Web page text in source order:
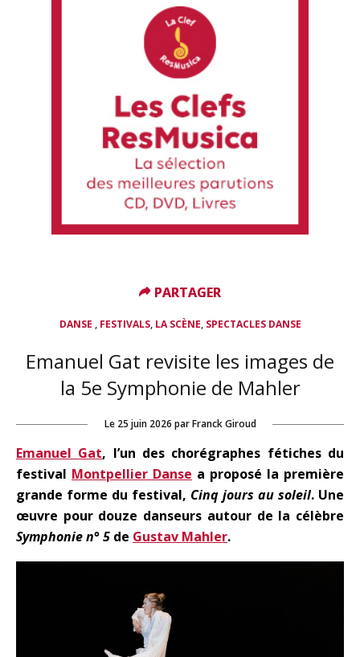
DANSE , FESTIVALS, LA SCÈNE, SPECTACLES DANSE
Emanuel Gat revisite les images de
la 5e Symphonie de Mahler
Le 25 juin 2026 par Franck Giroud
Emanuel Gat, l’un des chorégraphes fétiches du
festival Montpellier Danse a proposé la première
grande forme du festival, Cinq jours au soleil. Une
œuvre pour douze danseurs autour de la célèbre
Symphonie n° 5 de Gustav Mahler.
PARTAGER
PARTAGER